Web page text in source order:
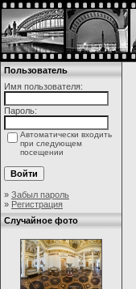
Пользователь
Имя пользователя:
Пароль:
Автоматически входить
при следующем
посещении
» Забыл пароль
» Регистрация
Случайное фото